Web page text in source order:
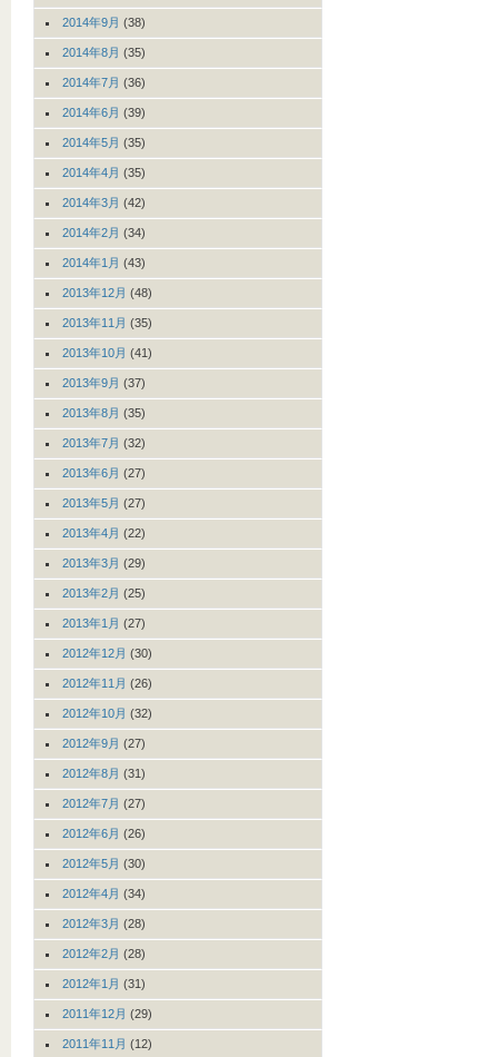
2014年9月 (38)
2014年8月 (35)
2014年7月 (36)
2014年6月 (39)
2014年5月 (35)
2014年4月 (35)
2014年3月 (42)
2014年2月 (34)
2014年1月 (43)
2013年12月 (48)
2013年11月 (35)
2013年10月 (41)
2013年9月 (37)
2013年8月 (35)
2013年7月 (32)
2013年6月 (27)
2013年5月 (27)
2013年4月 (22)
2013年3月 (29)
2013年2月 (25)
2013年1月 (27)
2012年12月 (30)
2012年11月 (26)
2012年10月 (32)
2012年9月 (27)
2012年8月 (31)
2012年7月 (27)
2012年6月 (26)
2012年5月 (30)
2012年4月 (34)
2012年3月 (28)
2012年2月 (28)
2012年1月 (31)
2011年12月 (29)
2011年11月 (12)